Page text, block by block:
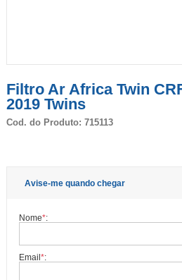
Filtro Ar Africa Twin
2019 Twins
Cod. do Produto: 715113
Avise-me quando chegar
Nome*:
Email*: